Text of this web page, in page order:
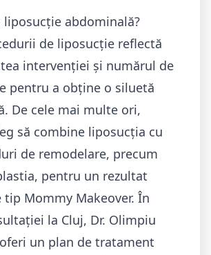
liposucție abdominală?
de liposucție reflectă
intervenției și numărul de
pentru a obține o siluetă
De cele mai multe ori,
să combine liposucția cu
de remodelare, precum
pentru un rezultat
Mommy Makeover. În
la Cluj, Dr. Olimpiu
un plan de tratament